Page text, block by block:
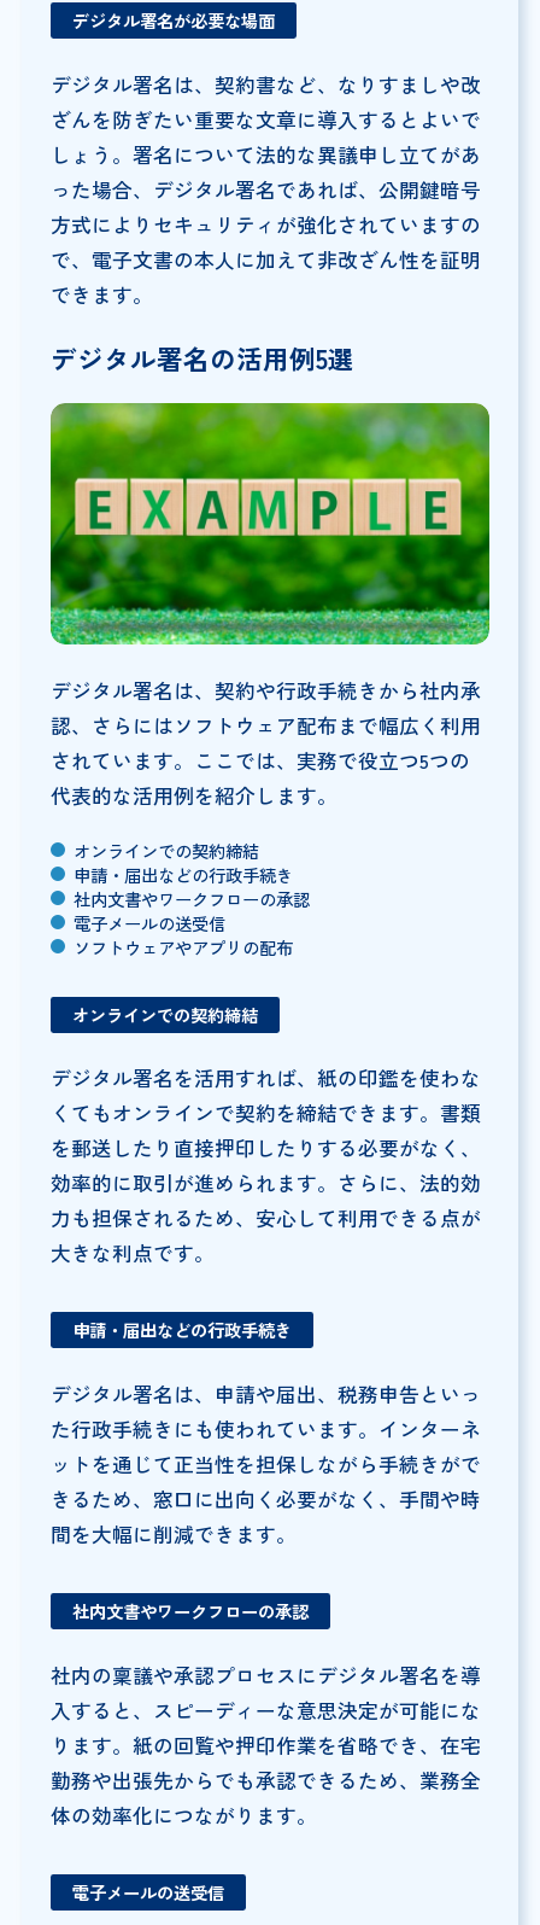
デジタル署名が必要な場面
デジタル署名は、契約書など、なりすましや改
ざんを防ぎたい重要な文章に導入するとよいで
しょう。署名について法的な異議申し立てがあ
った場合、デジタル署名であれば、公開鍵暗号
方式によりセキュリティが強化されていますの
で、電子文書の本人に加えて非改ざん性を証明
できます。
デジタル署名の活用例5選
デジタル署名は、契約や行政手続きから社内承
認、さらにはソフトウェア配布まで幅広く利用
されています。ここでは、実務で役立つ5つの
代表的な活用例を紹介します。
オンラインでの契約締結
申請・届出などの行政手続き
社内文書やワークフローの承認
電子メールの送受信
ソフトウェアやアプリの配布
オンラインでの契約締結
デジタル署名を活用すれば、紙の印鑑を使わな
くてもオンラインで契約を締結できます。書類
を郵送したり直接押印したりする必要がなく、
効率的に取引が進められます。さらに、法的効
力も担保されるため、安心して利用できる点が
大きな利点です。
申請・届出などの行政手続き
デジタル署名は、申請や届出、税務申告といっ
た行政手続きにも使われています。インターネ
ットを通じて正当性を担保しながら手続きがで
きるため、窓口に出向く必要がなく、手間や時
間を大幅に削減できます。
社内文書やワークフローの承認
社内の稟議や承認プロセスにデジタル署名を導
入すると、スピーディーな意思決定が可能にな
ります。紙の回覧や押印作業を省略でき、在宅
勤務や出張先からでも承認できるため、業務全
体の効率化につながります。
電子メールの送受信